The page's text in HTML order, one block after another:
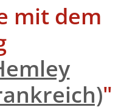
mit dem
"